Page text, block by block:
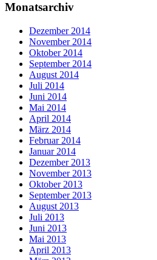
Monatsarchiv
Dezember 2014
November 2014
Oktober 2014
September 2014
August 2014
Juli 2014
Juni 2014
Mai 2014
April 2014
März 2014
Februar 2014
Januar 2014
Dezember 2013
November 2013
Oktober 2013
September 2013
August 2013
Juli 2013
Juni 2013
Mai 2013
April 2013